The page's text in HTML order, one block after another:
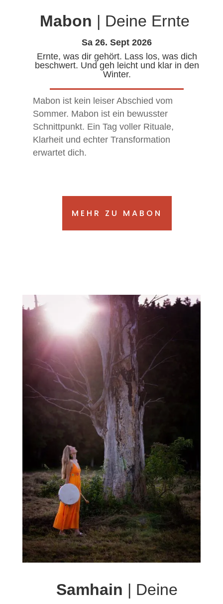
Mabon | Deine Ernte
Sa 26. Sept 2026
Ernte, was dir gehört. Lass los, was dich
beschwert. Und geh leicht und klar in den
Winter.
Mabon ist kein leiser Abschied vom
Sommer. Mabon ist ein bewusster
Schnittpunkt. Ein Tag voller Rituale,
Klarheit und echter Transformation
erwartet dich.
MEHR ZU MABON
Samhain | Deine